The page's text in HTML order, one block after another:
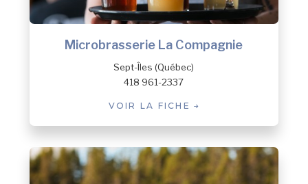
Microbrasserie La Compagnie
Sept-Îles (Québec)
418 961-2337
VOIR LA FICHE